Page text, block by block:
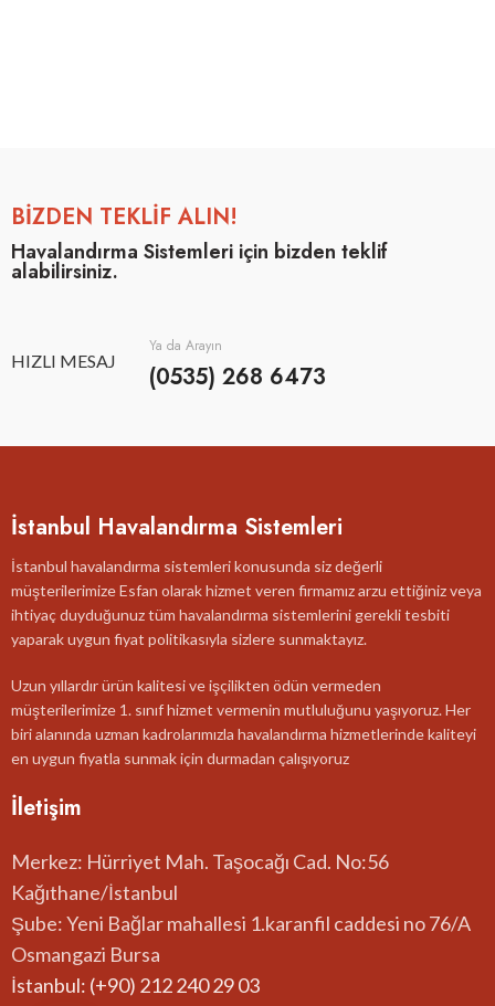
BİZDEN TEKLİF ALIN!
Havalandırma Sistemleri için bizden teklif
alabilirsiniz.
HIZLI MESAJ
Ya da Arayın
(0535) 268 6473
İstanbul Havalandırma Sistemleri
İstanbul havalandırma sistemleri konusunda siz değerli
müşterilerimize Esfan olarak hizmet veren firmamız arzu ettiğiniz veya
ihtiyaç duyduğunuz tüm havalandırma sistemlerini gerekli tesbiti
yaparak uygun fiyat politikasıyla sizlere sunmaktayız.
Uzun yıllardır ürün kalitesi ve işçilikten ödün vermeden
müşterilerimize 1. sınıf hizmet vermenin mutluluğunu yaşıyoruz. Her
biri alanında uzman kadrolarımızla havalandırma hizmetlerinde kaliteyi
en uygun fiyatla sunmak için durmadan çalışıyoruz
İletişim
Merkez: Hürriyet Mah. Taşocağı Cad. No:56
Kağıthane/İstanbul
Şube: Yeni Bağlar mahallesi 1.karanfil caddesi no 76/A
Osmangazi Bursa
İstanbul: (+90) 212 240 29 03